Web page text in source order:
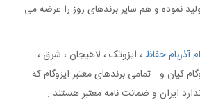
نموده و هم سایر برندهای روز را عرضه می
آذربام حفاظ ، ایزوتک ، لاهیجان ، شرق ،
ایزوگام 20 ، ایزوگام کیان و… تمامی برندهای معتبر ایزوگام که
ایران و ضمانت نامه معتبر هستند .